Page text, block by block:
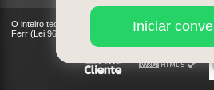
O inteiro teor deste site está sujeito à proteção de
Ferr (Lei 9610 de 19/02/1998)
Iniciar